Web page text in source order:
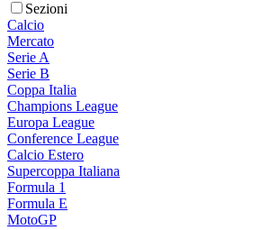
Sezioni
Calcio
Mercato
Serie A
Serie B
Coppa Italia
Champions League
Europa League
Conference League
Calcio Estero
Supercoppa Italiana
Formula 1
Formula E
MotoGP